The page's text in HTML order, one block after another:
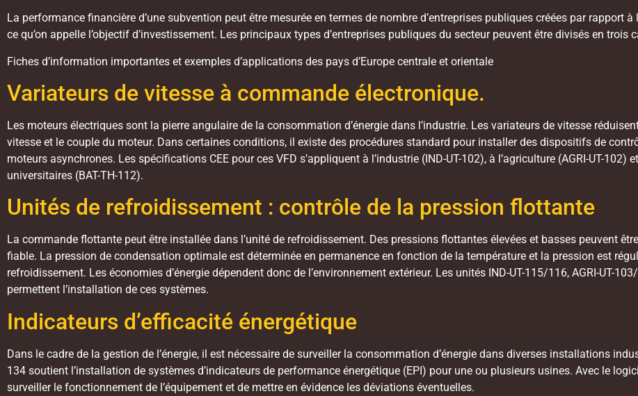
La performance financière d’une subvention peut être mesurée en termes de nombre d’entreprises publiques créées par rapport à
ce qu’on appelle l’objectif d’investissement. Les principaux types d’entreprises publiques du secteur peuvent être divisés en trois
Fiches d’information importantes et exemples d’applications des pays d’Europe centrale et orientale
Variateurs de vitesse à commande électronique.
Les moteurs électriques sont la pierre angulaire de la consommation d’énergie dans l’industrie. Les variateurs de vitesse
vitesse et le couple du moteur. Dans certaines conditions, il existe des procédures standard pour installer des dispositifs de
moteurs asynchrones. Les spécifications CEE pour ces VFD s’appliquent à l’industrie (IND-UT-102), à l’agriculture (AGRI-UT-102)
universitaires (BAT-TH-112).
Unités de refroidissement : contrôle de la pression flottante
La commande flottante peut être installée dans l’unité de refroidissement. Des pressions flottantes élevées et basses peuvent
fiable. La pression de condensation optimale est déterminée en permanence en fonction de la température et la pression est
refroidissement. Les économies d’énergie dépendent donc de l’environnement extérieur. Les unités IND-UT-115/116, AGRI-UT-
permettent l’installation de ces systèmes.
Indicateurs d’efficacité énergétique
Dans le cadre de la gestion de l’énergie, il est nécessaire de surveiller la consommation d’énergie dans diverses installations
134 soutient l’installation de systèmes d’indicateurs de performance énergétique (EPI) pour une ou plusieurs usines. Avec le
surveiller le fonctionnement de l’équipement et de mettre en évidence les déviations éventuelles.